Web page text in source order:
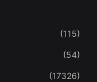
(115)
(54)
(17326)